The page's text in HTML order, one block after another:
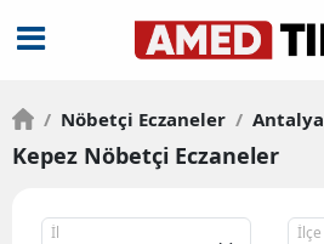
/ Nöbetçi Eczaneler / Antalya
Kepez Nöbetçi Eczaneler
İl İlçe